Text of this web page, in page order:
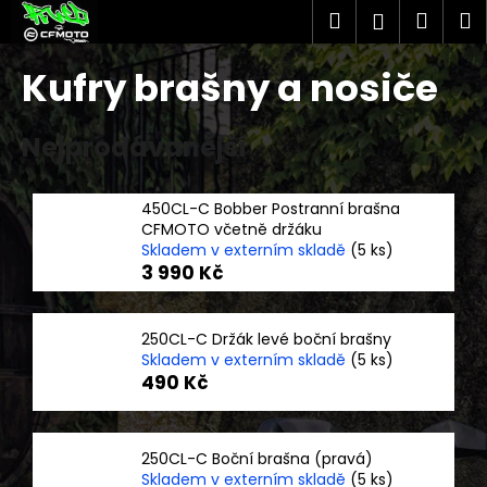
Přejít
obsah
Hledat
košík
Kufry brašny a nosiče
Nejprodávanější
450CL-C Bobber Postranní brašna
CFMOTO včetně držáku
Skladem v externím skladě (5 ks)
3 990 Kč
250CL-C Držák levé boční brašny
Skladem v externím skladě (5 ks)
490 Kč
250CL-C Boční brašna (pravá)
Skladem v externím skladě (5 ks)
o
š
k
Zpět
Zpět
C
o
p
o
t
e
b
j
e
e